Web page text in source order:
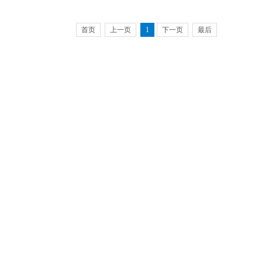
首页 上一页 1 下一页 最后